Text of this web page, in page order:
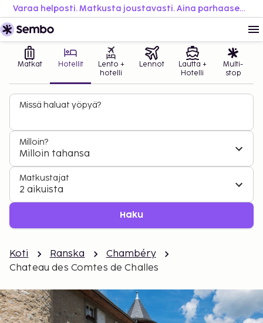
Varaa helposti. Matkusta joustavasti. Aina parhaaseen hintaan.
Matkat Hotellit
Lento +
hotelli
Lennot
Lautta +
Hotelli
Multi-
stop
Missä haluat yöpyä?
Milloin?
Milloin tahansa
Matkustajat
2 aikuista
Haku
Koti Ranska
Chambéry
Chateau des Comtes de Challes